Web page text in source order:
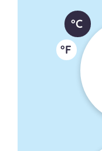
°C
°F